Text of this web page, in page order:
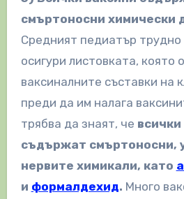
смъртоносни химически
Средният педиатър трудно
осигури листовката, която
ваксиналните съставки на
преди да им налага
трябва да знаят, че
съдържат смъртоносни,
нервите химикали, като
и формалдехид. Много